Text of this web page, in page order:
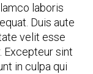
laboris
Duis aute
velit esse
Excepteur sint
in culpa qui